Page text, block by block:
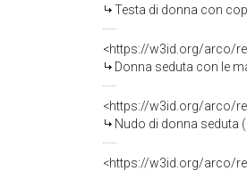
Testa di donna con
<https://w3id.org/arco/
Donna seduta con le
<https://w3id.org/arco/
Nudo di donna seduta
<https://w3id.org/arco/